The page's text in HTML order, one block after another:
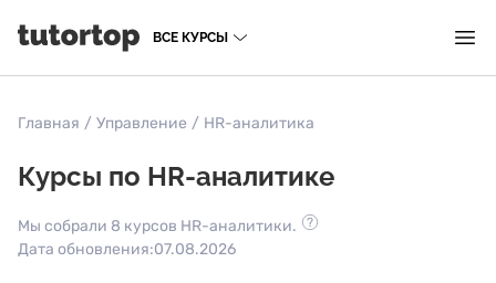
ВСЕ КУРСЫ
Главная / Управление / HR-аналитика
Курсы по HR-аналитике
Мы собрали 8 курсов HR-аналитики.
Дата обновления:07.08.2026